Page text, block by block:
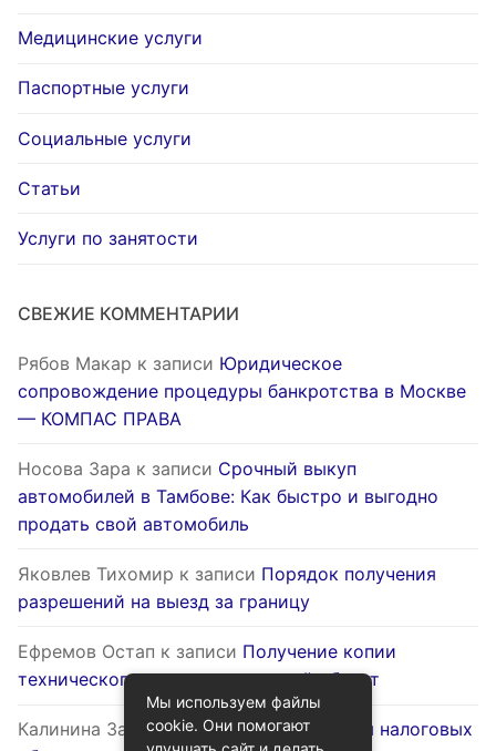
Медицинские услуги
Паспортные услуги
Социальные услуги
Статьи
Услуги по занятости
СВЕЖИЕ КОММЕНТАРИИ
Рябов Макар к записи Юридическое
сопровождение процедуры банкротства в Москве
— КОМПАС ПРАВА
Носова Зара к записи Срочный выкуп
автомобилей в Тамбове: Как быстро и выгодно
продать свой автомобиль
Яковлев Тихомир к записи Порядок получения
разрешений на выезд за границу
Ефремов Остап к записи Получение копии
технического паспорта на жилой объект
Калинина Залинак записиОптимизация налоговых
Мы используем файлы
cookie. Они помогают